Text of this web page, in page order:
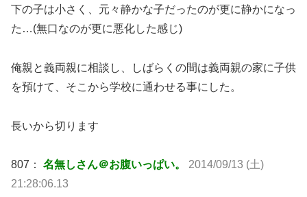
下の子は小さく、元々静かな子だったのが更に静かになっ
た…(無口なのが更に悪化した感じ)
俺親と義両親に相談し、しばらくの間は義両親の家に子供
を預けて、そこから学校に通わせる事にした。
長いから切ります
807： 名無しさん＠お腹いっぱい。 2014/09/13 (土)
21:28:06.13